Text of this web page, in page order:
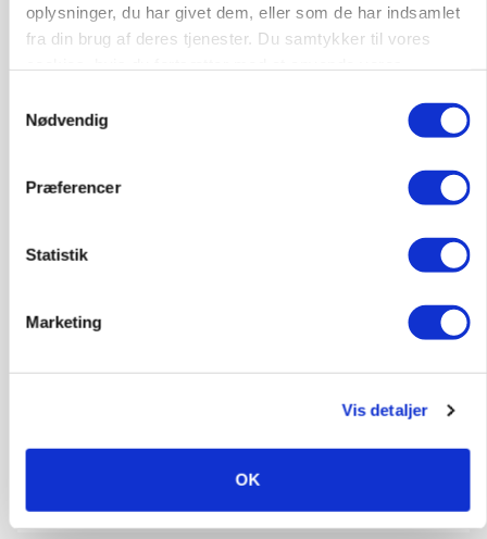
oplysninger, du har givet dem, eller som de har indsamlet
fra din brug af deres tjenester. Du samtykker til vores
Nødvendig
Præferencer
Statistik
Marketing
Vis detaljer
OK
»Nu stopper I«: Landbrugsdebattør og
Folketinget behandler ny gødskningslov: Sådan
kan den ændre din bedrift fra 2027